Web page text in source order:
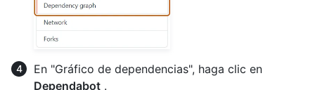
En "Gráfico de dependencias", haga clic en
Dependabot .